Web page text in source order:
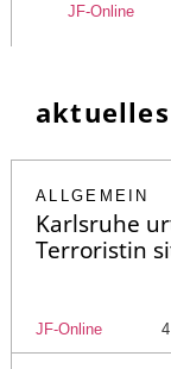
JF-Online
aktuelles
ALLGEMEIN
Karlsruhe
Terroristin
JF-Online 4